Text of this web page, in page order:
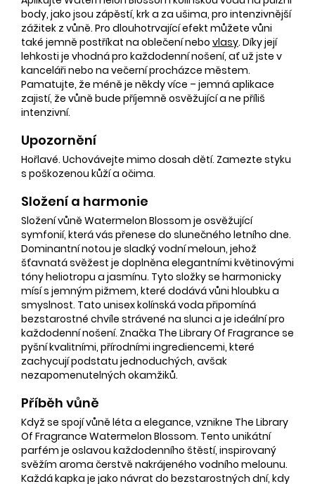
body, jako jsou zápěstí, krk a za ušima, pro intenzivnější
zážitek z vůně. Pro dlouhotrvající efekt můžete vůni
také jemně postříkat na oblečení nebo vlasy. Díky její
lehkosti je vhodná pro každodenní nošení, ať už jste v
kanceláři nebo na večerní procházce městem.
Pamatujte, že méně je někdy více – jemná aplikace
zajistí, že vůně bude příjemně osvěžující a ne příliš
intenzivní.
Upozornění
Hořlavé. Uchovávejte mimo dosah dětí. Zamezte styku
s poškozenou kůží a očima.
Složení a harmonie
Složení vůně Watermelon Blossom je osvěžující
symfonií, která vás přenese do slunečného letního dne.
Dominantní notou je sladký vodní meloun, jehož
šťavnatá svěžest je doplněna elegantními květinovými
tóny heliotropu a jasmínu. Tyto složky se harmonicky
mísí s jemným pižmem, které dodává vůni hloubku a
smyslnost. Tato unisex kolínská voda připomíná
bezstarostné chvíle strávené na slunci a je ideální pro
každodenní nošení. Značka The Library Of Fragrance se
pyšní kvalitními, přírodními ingrediencemi, které
zachycují podstatu jednoduchých, avšak
nezapomenutelných okamžiků.
Příběh vůně
Když se spojí vůně léta a elegance, vznikne The Library
Of Fragrance Watermelon Blossom. Tento unikátní
parfém je oslavou každodenního štěstí, inspirovaný
svěžím aroma čerstvě nakrájeného vodního melounu.
Každá kapka je jako návrat do bezstarostných dní, kdy